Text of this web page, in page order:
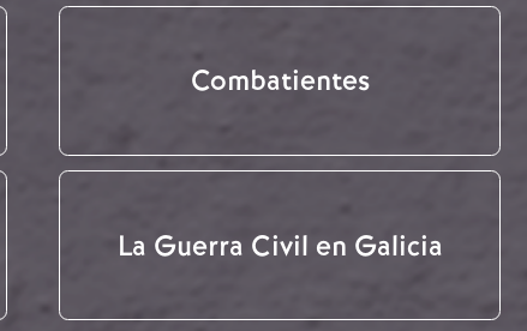
Combatientes
La Guerra Civil en Galicia